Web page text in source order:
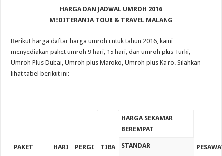
2016
HARGA DAN JADWAL UMROH 2016
MEDITERANIA TOUR & TRAVEL MALANG
Berikut harga daftar harga umroh untuk tahun 2016, kami
menyediakan paket umroh 9 hari, 15 hari, dan umroh plus Turki,
Umroh Plus Dubai, Umroh plus Maroko, Umroh plus Kairo. Silahkan
lihat tabel berikut ini:
PAKET HARI PERGI TIBA
HARGA SEKAMAR
BEREMPAT
STANDAR